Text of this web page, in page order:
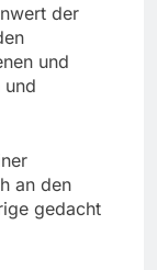
der
und
und
an den
gedacht